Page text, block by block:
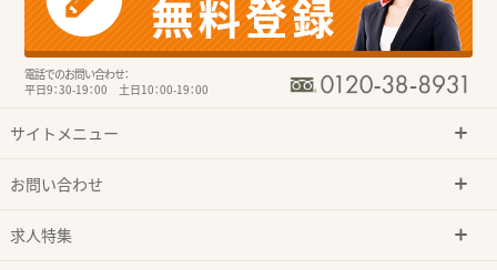
電話でのお問い合わせ：
平日9：30-19：00 土日10：00-19：00
サイトメニュー
お問い合わせ
求人特集